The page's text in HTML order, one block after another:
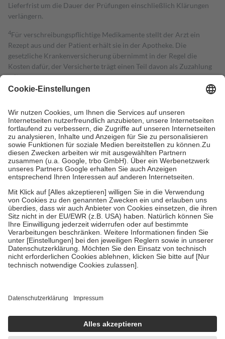
Lieferfrist um die Dauer der Prüfungen einschließlich Klärungen
verlängern.
4Für verschreibungspflichtige Medikamente stellt der Arzt ein
Rezept aus und der Patient erhält sie in der Apotheke. Die
gesetzliche Krankenversicherung übernimmt in der Regel die
Kosten dafür, der Versicherte trägt einen Teil davon als Zuzahlung
mit.
Grundsätzlich leisten Mitglieder Zuzahlungen in Höhe von zehn
höchstens zehn Euro.
Es sind jedoch nie mehr als die tatsächlichen
Kosten der Leistung zu entrichten.
Diese Regeln gelten grundsätzlich auch für Online-Apotheken.
Bei Heilmitteln und häuslicher Krankenpflege beträgt die
Zuzahlung zehn Prozent der Kosten sowie zehn Euro je
Verordnung.
Um das Engagement der Versicherten für ihre eigene Gesundheit zu
stärken und die besondere Stellung der Familie zu unterstützen,
fallenkeine Zuzahlungenan bei:
• Kindern und Jugendlichen bis zum vollendeten 18. Lebensjahr
mit Ausnahme der Fahrkosten
• Untersuchungen zur Vorsorge und Früherkennung, die von der
GKV getragen werden
• empfohlenen Schutzimpfungen
• Harn- und Blutteststreifen
getroffen, um sicherzustellen, dass es sich um echte Bewertungen
https://help.etrusted.com/hc/de/articles/4419944605341
Einige Bilder und Inhalte wurden unter Zuhilfenahme künstlicher